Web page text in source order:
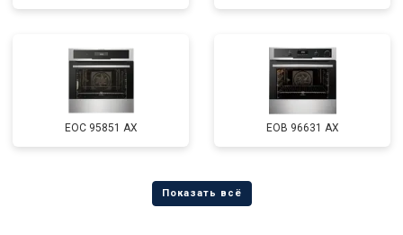
EOC 95851 AX EOB 96631 AX